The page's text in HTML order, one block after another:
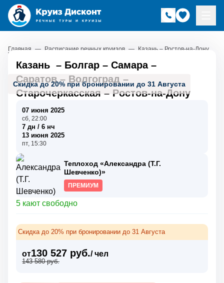
Главная — Расписание речных круизов — Казань – Ростов-на-Дону
Скидка до 20% при бронировании до 31 Августа
Казань – Болгар – Самара–
Саратов– Волгоград –
Старочеркасская – Ростов-на-Дону
07 июня 2025
сб, 22:00
7 дн / 6 нч
13 июня 2025
пт, 15:30
Теплоход «Александра (Т.Г.
Шевченко)»
ПРЕМИУМ
5 кают свободно
Скидка до 20% при бронировании до 31 Августа
от130 527 руб./ чел
143 580 руб.